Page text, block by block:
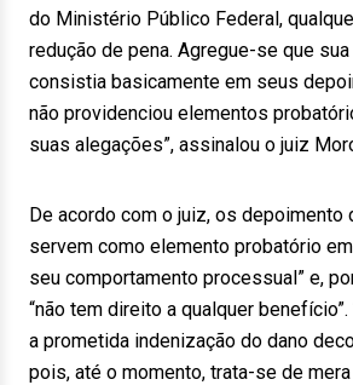
do Ministério Público Federal,
redução de pena. Agregue-se que
consistia basicamente em seus
não providenciou elementos
suas alegações”, assinalou o juiz
De acordo com o juiz, os depoimento
servem como elemento probatório
seu comportamento processual” e,
“não tem direito a qualquer
a prometida indenização do dano
pois, até o momento, trata-se de